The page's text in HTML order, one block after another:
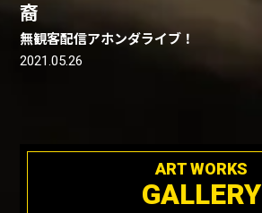
裔
無観客配信アホンダライブ！
2021.05.26
ART WORKS
GALLERY